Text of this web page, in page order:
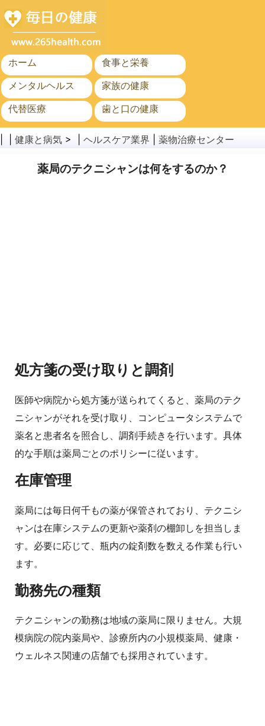
ホーム
食事と栄養
メンタルヘルス
家族の健康
代替医療
歯と口の健康
がん
健康と病気 > | ヘルスケア業界 薬物治療センター
薬局のテクニシャンは何をするのか？
処方箋の受け取りと調剤
医師や病院から処方箋が送られてくると、薬局のテク
ニシャンがそれを受け取り、コンピュータシステムで
薬名と患者名を照合し、調剤手続きを行います。具体
的な手順は薬局ごとのポリシーに従います。
在庫管理
薬局には毎日何千もの薬が保管されており、テクニシ
ャンは在庫システムの更新や薬剤の棚卸しを担当しま
す。必要に応じて、瓶内の錠剤数を数える作業も行い
ます。
勤務先の種類
テクニシャンの勤務は地域の薬局に限りません。大規
模病院の院内薬局や、診療所内の小規模薬局、健康・
ウェルネス関連の店舗でも採用されています。